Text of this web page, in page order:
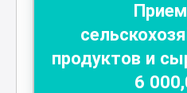
продуктов и
6 000